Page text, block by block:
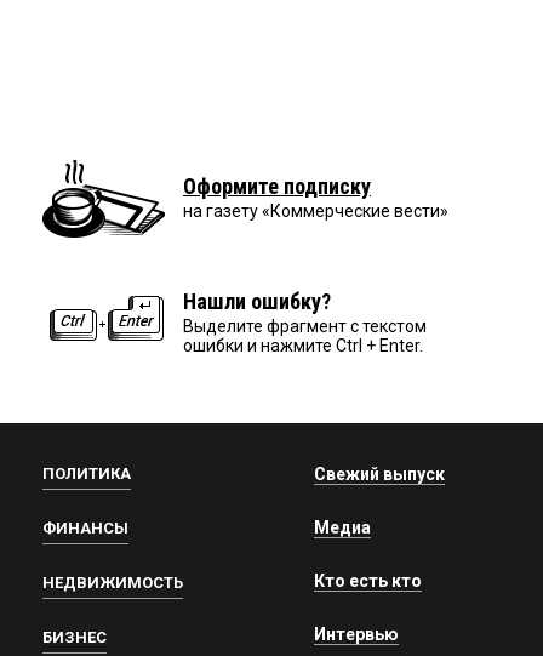
Оформите подписку
на газету «Коммерческие вести»
Нашли ошибку?
Выделите фрагмент с текстом
ошибки и нажмите Ctrl + Enter.
ПОЛИТИКА
ФИНАНСЫ
НЕДВИЖИМОСТЬ
БИЗНЕС
Свежий выпуск
Медиа
Кто есть кто
Интервью